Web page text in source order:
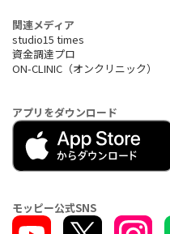
関連メディア
studio15 times
資金調達プロ
ON-CLINIC（オンクリニック）
アプリをダウンロード
モッピー公式SNS